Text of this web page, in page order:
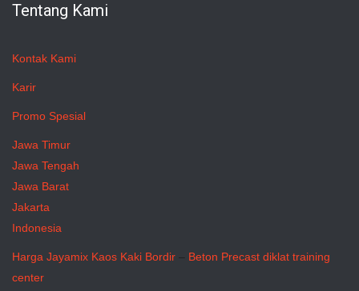
Tentang Kami
Kontak Kami
Karir
Promo Spesial
Jawa Timur
Jawa Tengah
Jawa Barat
Jakarta
Indonesia
Harga Jayamix Kaos Kaki Bordir – Beton Precast diklat training
center